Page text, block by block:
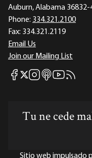
Auburn, Alabama 36832-
Phone: 334.321.2100
Fax: 334.321.2119
Email Us
Join our Mailing List
Mises Facebook
Mises X
Mises Instagram
Mises itunes
MisesMises
Tu ne cede
Sitio web impulsado